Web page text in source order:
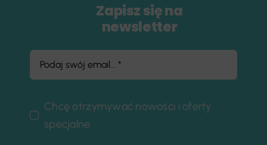
Zapisz się na
newsletter
Chcę otrzymywać nowości i oferty
specjalne